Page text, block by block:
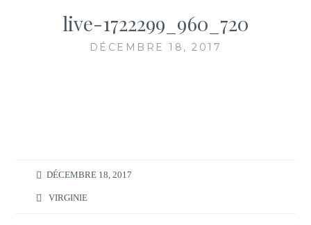
live-1722299_960_720
DÉCEMBRE 18, 2017
DÉCEMBRE 18, 2017
VIRGINIE